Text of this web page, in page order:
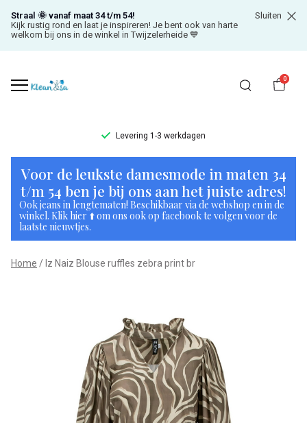
Straal 🌞 vanaf maat 34 t/m 54!
Kijk rustig rond en laat je inspireren! Je bent ook van harte
welkom bij ons in de winkel in Twijzelerheide 💙
Sluiten
0
Levering 1-3 werkdagen
Iz
Naiz
Blouse
ruffles
zebra
Voor de leukste damesmode in maten 34
t/m 54 ben je bij ons aan het juiste adres!
Ook jeans in lengtematen! Beschikbaar via de webshop en in de
winkel. Klik hier ⬆️ om ons ook op facebook te volgen voor de
laatste nieuwtjes.
Home Iz Naiz Blouse ruffles zebra print br